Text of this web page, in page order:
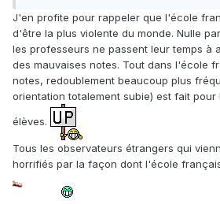
J'en profite pour rappeler que l'école
d'être la plus violente du monde. Nulle
les professeurs ne passent leur temps à
des mauvaises notes. Tout dans l'école
notes, redoublement beaucoup plus
orientation totalement subie) est fait pour
élèves.
Tous les observateurs étrangers qui
horrifiés par la façon dont l'école